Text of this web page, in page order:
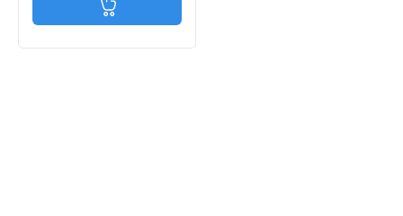
Jetzt in den Warenkorb